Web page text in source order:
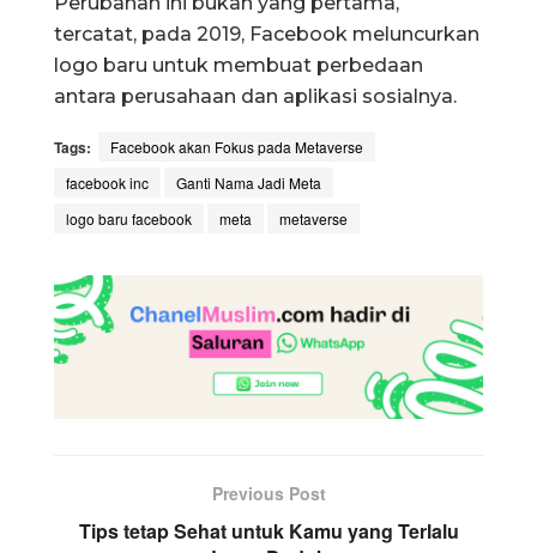
tercatat, pada 2019, Facebook meluncurkan
logo baru untuk membuat perbedaan
antara perusahaan dan aplikasi sosialnya.
Tags:
Facebook akan Fokus pada Metaverse
facebook inc
Ganti Nama Jadi Meta
logo baru facebook
meta metaverse
Previous Post
Tips tetap Sehat untuk Kamu yang Terlalu